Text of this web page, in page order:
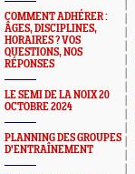
COMMENT ADHÉRER :
ÂGES, DISCIPLINES,
HORAIRES ? VOS
QUESTIONS, NOS
RÉPONSES
LE SEMI DE LA NOIX 20
OCTOBRE 2024
PLANNING DES GROUPES
D'ENTRAÎNEMENT